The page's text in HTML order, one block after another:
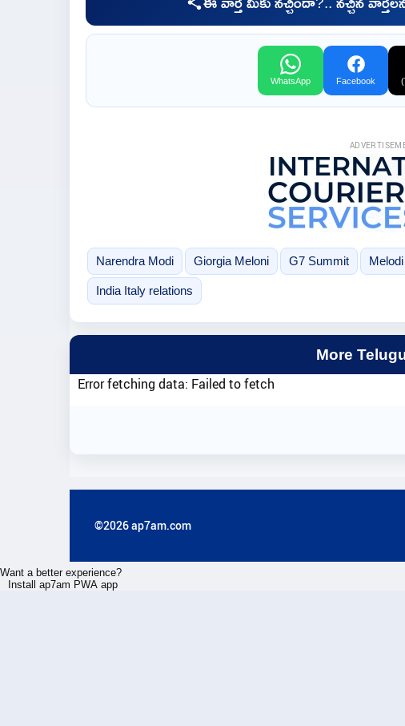
WhatsApp Facebook
Narendra Modi Giorgia Meloni G7 Summit
India Italy relations
More
Error fetching data: Failed to fetch
©2026 ap7am.com
Want a better experience?
Install ap7am PWA app